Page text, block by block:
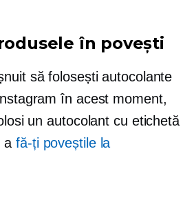
în povești
să folosești autocolante
în acest moment,
un autocolant cu etichetă
afă-ți poveștile la